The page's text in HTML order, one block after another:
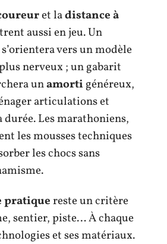
et ladistance à
aussi en jeu. Un
vers un modèle
nerveux ; un gabarit
unamorti généreux,
articulations et
durée. Les marathoniens,
les mousses techniques
les chocs sans
pratiquereste un critère
sentier, piste… À chaque
et ses matériaux.